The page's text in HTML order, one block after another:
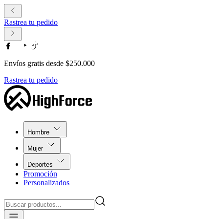
Rastrea tu pedido
Envíos gratis desde $250.000
Rastrea tu pedido
Hombre
Mujer
Deportes
Promoción
Personalizados